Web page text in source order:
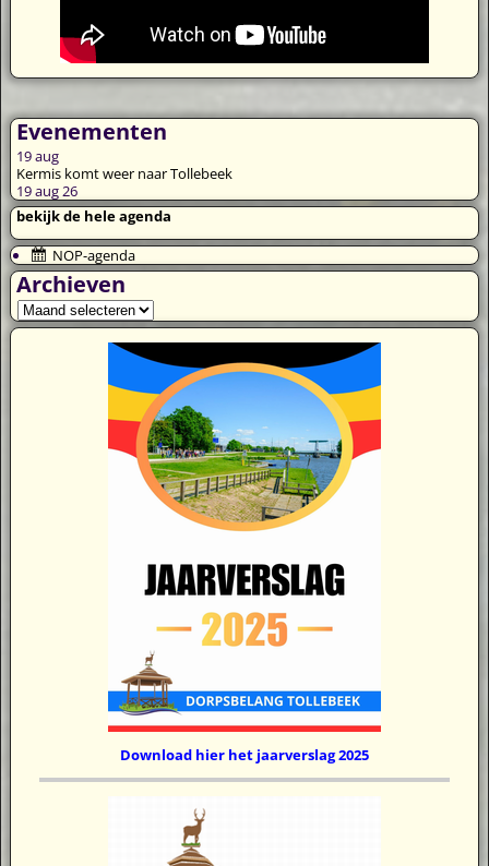
Evenementen
19aug
Kermis komt weer naar Tollebeek
19 aug 26
bekijk de hele agenda
NOP-agenda
Archieven
Download hier het jaarverslag 2025